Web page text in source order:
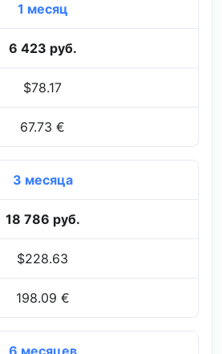
1 месяц
6 423 руб.
$78.17
67.73 €
3 месяца
18 786 руб.
$228.63
198.09 €